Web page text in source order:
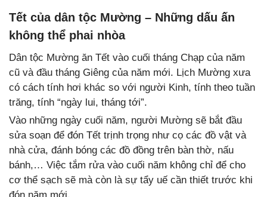
Tết của dân tộc Mường – Những dấu ấn
không thể phai nhòa
Dân tộc Mường ăn Tết vào cuối tháng Chạp của năm
cũ và đầu tháng Giêng của năm mới. Lịch Mường xưa
có cách tính hơi khác so với người Kinh, tính theo tuần
trăng, tính “ngày lui, tháng tới”.
Vào những ngày cuối năm, người Mường sẽ bắt đầu
sửa soạn để đón Tết trịnh trọng như cọ các đồ vật và
nhà cửa, đánh bóng các đồ đồng trên bàn thờ, nấu
bánh,… Việc tắm rửa vào cuối năm không chỉ để cho
cơ thể sạch sẽ mà còn là sự tẩy uế cần thiết trước khi